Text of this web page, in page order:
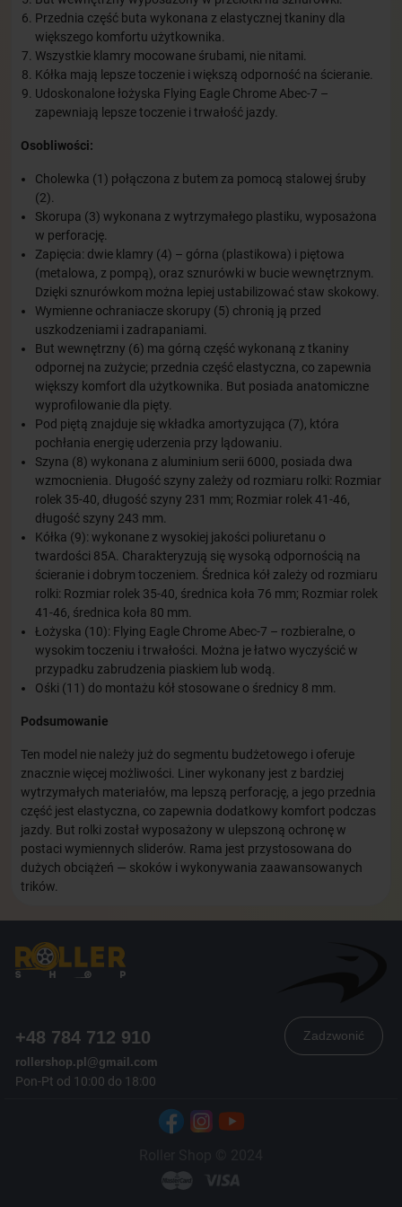
Przednia część buta wykonana z elastycznej tkaniny dla
większego komfortu użytkownika.
Wszystkie klamry mocowane śrubami, nie nitami.
Kółka mają lepsze toczenie i większą odporność na ścieranie.
Udoskonalone łożyska Flying Eagle Chrome Abec-7 –
zapewniają lepsze toczenie i trwałość jazdy.
Osobliwości:
Cholewka (1) połączona z butem za pomocą stalowej śruby
(2).
Skorupa (3) wykonana z wytrzymałego plastiku, wyposażona
w perforację.
Zapięcia: dwie klamry (4) – górna (plastikowa) i piętowa
(metalowa, z pompą), oraz sznurówki w bucie wewnętrznym.
Dzięki sznurówkom można lepiej ustabilizować staw skokowy.
Wymienne ochraniacze skorupy (5) chronią ją przed
uszkodzeniami i zadrapaniami.
But wewnętrzny (6) ma górną część wykonaną z tkaniny
odpornej na zużycie; przednia część elastyczna, co zapewnia
większy komfort dla użytkownika. But posiada anatomiczne
wyprofilowanie dla pięty.
Pod piętą znajduje się wkładka amortyzująca (7), która
pochłania energię uderzenia przy lądowaniu.
Szyna (8) wykonana z aluminium serii 6000, posiada dwa
wzmocnienia. Długość szyny zależy od rozmiaru rolki: Rozmiar
rolek 35-40, długość szyny 231 mm; Rozmiar rolek 41-46,
długość szyny 243 mm.
Kółka (9): wykonane z wysokiej jakości poliuretanu o
twardości 85A. Charakteryzują się wysoką odpornością na
ścieranie i dobrym toczeniem. Średnica kół zależy od rozmiaru
rolki: Rozmiar rolek 35-40, średnica koła 76 mm; Rozmiar rolek
41-46, średnica koła 80 mm.
Łożyska (10): Flying Eagle Chrome Abec-7 – rozbieralne, o
wysokim toczeniu i trwałości. Można je łatwo wyczyścić w
przypadku zabrudzenia piaskiem lub wodą.
Ośki (11) do montażu kół stosowane o średnicy 8 mm.
Podsumowanie
Ten model nie należy już do segmentu budżetowego i oferuje
znacznie więcej możliwości. Liner wykonany jest z bardziej
wytrzymałych materiałów, ma lepszą perforację, a jego przednia
część jest elastyczna, co zapewnia dodatkowy komfort podczas
jazdy. But rolki został wyposażony w ulepszoną ochronę w
postaci wymiennych sliderów. Rama jest przystosowana do
dużych obciążeń — skoków i wykonywania zaawansowanych
trików.
+48 784 712 910
rollershop.pl@gmail.com
Pon-Pt od 10:00 do 18:00
Zadzwonić